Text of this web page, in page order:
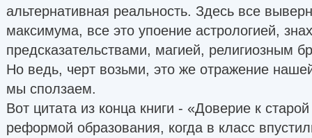
альтернативная реальность. Здесь все
максимума, все это упоение астрологией,
предсказательствами, магией, религиозным
Но ведь, черт возьми, это же отражение
мы сползаем.
Вот цитата из конца книги - «Доверие к
реформой образования, когда в класс